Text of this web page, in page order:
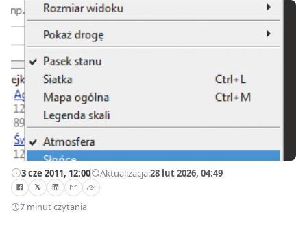
3 cze 2011, 12:00—Aktualizacja:28 lut 2026, 04:49
7 minut czytania